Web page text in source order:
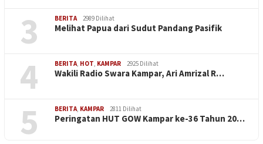
3 BERITA 2989 Dilihat
Melihat Papua dari Sudut Pandang Pasifik
4 BERITA HOT KAMPAR 2925 Dilihat
Wakili Radio Swara Kampar, Ari Amrizal R…
5 BERITA KAMPAR 2811 Dilihat
Peringatan HUT GOW Kampar ke-36 Tahun 20…